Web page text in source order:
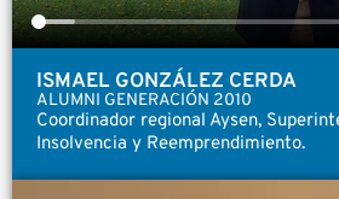
ISMAEL GONZÁLEZ CERDA
ALUMNI GENERACIÓN 2010
Coordinador regional Aysen,
Insolvencia y Reemprendimiento.